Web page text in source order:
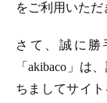
をご利用いただ
さて、誠に勝
「akibaco」は
ちましてサイ